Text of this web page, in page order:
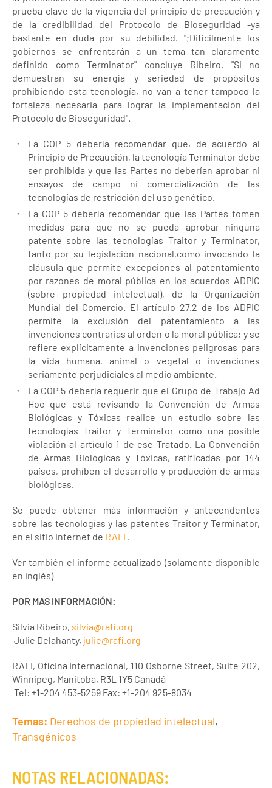
prueba clave de la vigencia del principio de precaución y
de la credibilidad del Protocolo de Bioseguridad -ya
bastante en duda por su debilidad. ";Difícilmente los
gobiernos se enfrentarán a un tema tan claramente
definido como Terminator" concluye Ribeiro. "Si no
demuestran su energía y seriedad de propósitos
prohibiendo esta tecnología, no van a tener tampoco la
fortaleza necesaria para lograr la implementación del
Protocolo de Bioseguridad".
La COP 5 debería recomendar que, de acuerdo al
Principio de Precaución, la tecnología Terminator debe
ser prohibida y que las Partes no deberían aprobar ni
ensayos de campo ni comercialización de las
tecnologías de restricción del uso genético.
La COP 5 debería recomendar que las Partes tomen
medidas para que no se pueda aprobar ninguna
patente sobre las tecnologías Traitor y Terminator,
tanto por su legislación nacional,como invocando la
cláusula que permite excepciones al patentamiento
por razones de moral pública en los acuerdos ADPIC
(sobre propiedad intelectual), de la Organización
Mundial del Comercio. El artículo 27.2 de los ADPIC
permite la exclusión del patentamiento a las
invenciones contrarias al orden o la moral pública; y se
refiere explícitamente a invenciones peligrosas para
la vida humana, animal o vegetal o invenciones
seriamente perjudiciales al medio ambiente.
La COP 5 debería requerir que el Grupo de Trabajo Ad
Hoc que está revisando la Convención de Armas
Biológicas y Tóxicas realice un estudio sobre las
tecnologías Traitor y Terminator como una posible
violación al artículo 1 de ese Tratado. La Convención
de Armas Biológicas y Tóxicas, ratificadas por 144
países, prohíben el desarrollo y producción de armas
biológicas.
Se puede obtener más información y antecendentes
sobre las tecnologías y las patentes Traitor y Terminator,
en el sitio internet de RAFI
Ver también el informe actualizado (solamente disponible
en inglés)
POR MAS INFORMACIÓN:
Silvia Ribeiro, silvia@rafi.org
Julie Delahanty, julie@rafi.org
RAFI, Oficina Internacional, 110 Osborne Street, Suite 202,
Winnipeg, Manitoba, R3L 1Y5 Canadá
Tel: +1-204 453-5259 Fax: +1-204 925-8034
Temas: Derechos de propiedad intelectual,
Transgénicos
NOTAS RELACIONADAS: